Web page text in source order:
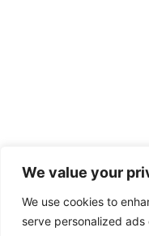
We value your
We use cookies to
serve personalized